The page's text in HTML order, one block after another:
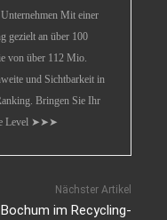
Mit einer
gezielt an über 100
von über 112 Mio.
und Sichtbarkeit in
Bringen Sie Ihr
Level ➤➤➤
Nächster Artikel
Bochum im Recycling-